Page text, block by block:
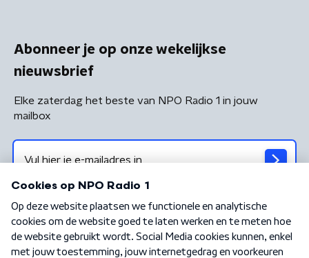
Abonneer je op onze wekelijkse
nieuwsbrief
Elke zaterdag het beste van NPO Radio 1 in jouw
mailbox
Algemene voorwaarden